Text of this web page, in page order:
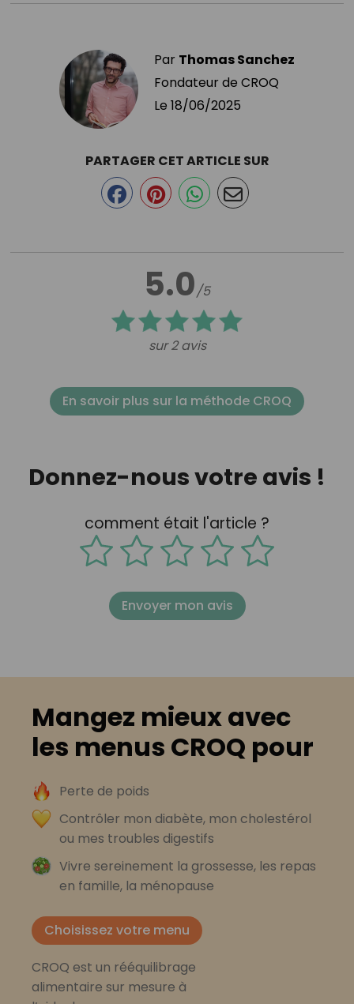
Par Thomas Sanchez
Fondateur de CROQ
Le 18/06/2025
5.0/5
sur 2 avis
PARTAGER CET ARTICLE SUR
En savoir plus sur la méthode CROQ
Donnez-nous votre avis !
comment était l'article ?
Envoyer mon avis
Mangez mieux avec
les menus CROQ pour
Perte de poids
Contrôler mon diabète, mon cholestérol
ou mes troubles digestifs
Vivre sereinement la grossesse, les repas
en famille, la ménopause
Choisissez votre menu
CROQ est un rééquilibrage
alimentaire sur mesure à